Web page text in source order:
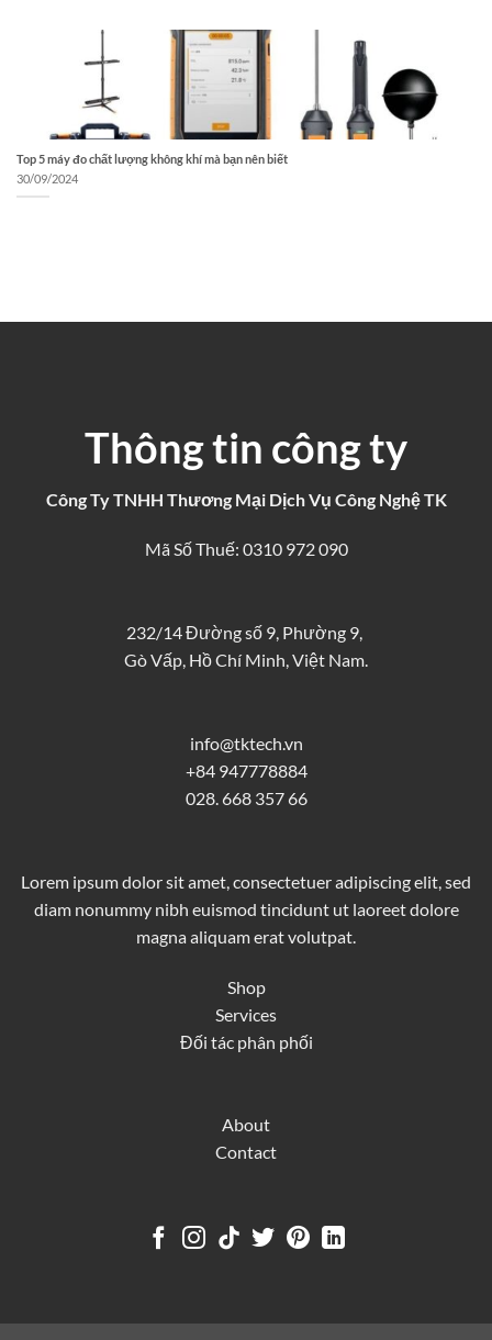
Top 5 máy đo chất lượng không khí mà bạn nên biết
30/09/2024
Thông tin công ty
Công Ty TNHH Thương Mại Dịch Vụ Công Nghệ TK
Mã Số Thuế: 0310 972 090
232/14 Đường số 9, Phường 9,
Gò Vấp, Hồ Chí Minh, Việt Nam.
info@tktech.vn
+84 947778884
028. 668 357 66
Lorem ipsum dolor sit amet, consectetuer adipiscing elit, sed
diam nonummy nibh euismod tincidunt ut laoreet dolore
magna aliquam erat volutpat.
Shop
Services
Đối tác phân phối
About
Contact